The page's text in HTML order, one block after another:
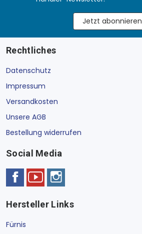
Jetzt abonnieren
Rechtliches
Datenschutz
Impressum
Versandkosten
Unsere AGB
Bestellung widerrufen
Social Media
Hersteller Links
Fürnis